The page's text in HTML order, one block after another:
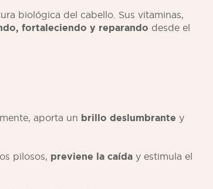
biológica del cabello. Sus vitaminas,
fortaleciendo y reparando desde el
aporta un brillo deslumbrante y
pilosos, previene la caída y estimula el